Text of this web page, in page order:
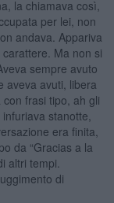
la chiamava così,
per lei, non
andava. Appariva
Ma non si
sempre avuto
aveva avuti, libera
frasi tipo, ah gli
stanotte,
era finita,
da “Gracias a la
altri tempi.
di